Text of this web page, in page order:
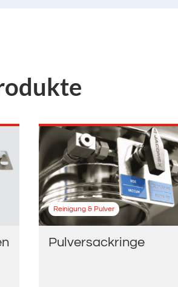
Reinigung & Pulver
Pulversackringe